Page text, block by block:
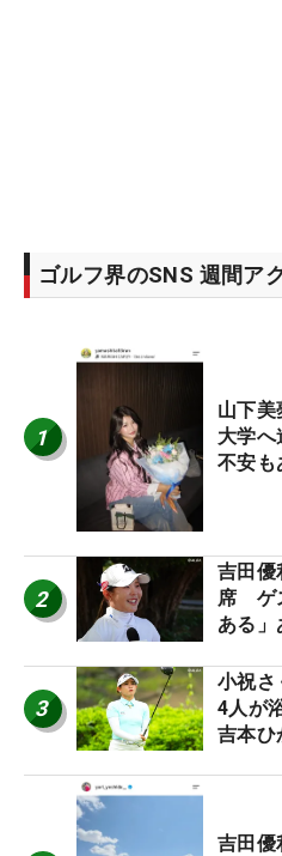
ゴルフ界のSNS 週間ア
1
山下
大学へ
不安も
2
吉田優
席 ゲ
ある」
3
小祝さ
4人が
吉本ひ
吉田優